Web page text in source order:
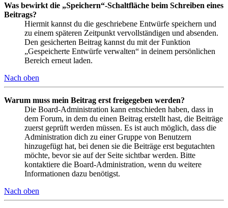
Was bewirkt die „Speichern“-Schaltfläche beim Schreiben eines
Beitrags?
Hiermit kannst du die geschriebene Entwürfe speichern und
zu einem späteren Zeitpunkt vervollständigen und absenden.
Den gesicherten Beitrag kannst du mit der Funktion
„Gespeicherte Entwürfe verwalten“ in deinem persönlichen
Bereich erneut laden.
Nach oben
Warum muss mein Beitrag erst freigegeben werden?
Die Board-Administration kann entschieden haben, dass in
dem Forum, in dem du einen Beitrag erstellt hast, die Beiträge
zuerst geprüft werden müssen. Es ist auch möglich, dass die
Administration dich zu einer Gruppe von Benutzern
hinzugefügt hat, bei denen sie die Beiträge erst begutachten
möchte, bevor sie auf der Seite sichtbar werden. Bitte
kontaktiere die Board-Administration, wenn du weitere
Informationen dazu benötigst.
Nach oben